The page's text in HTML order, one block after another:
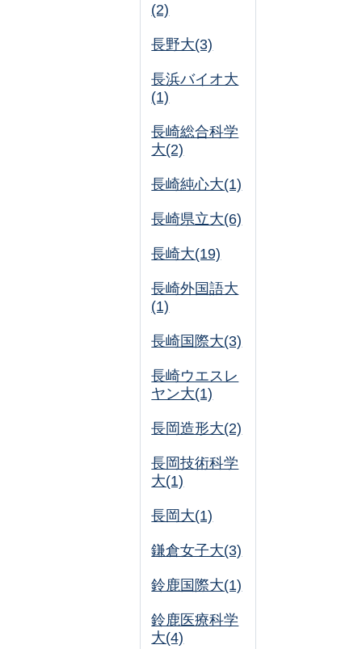
(2)
長野大(3)
長浜バイオ大
(1)
長崎総合科学
大(2)
長崎純心大(1)
長崎県立大(6)
長崎大(19)
長崎外国語大
(1)
長崎国際大(3)
長崎ウエスレ
ヤン大(1)
長岡造形大(2)
長岡技術科学
大(1)
長岡大(1)
鎌倉女子大(3)
鈴鹿国際大(1)
鈴鹿医療科学
大(4)